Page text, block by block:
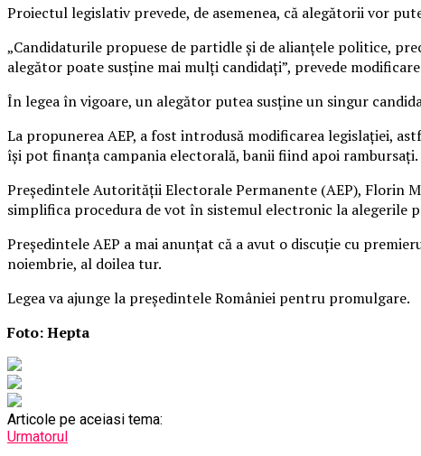
Proiectul legislativ prevede, de asemenea, că alegătorii vor
„Candidaturile propuese de partidle şi de alianţele politice,
alegător poate susţine mai mulţi candidaţi”, prevede
În legea în vigoare, un alegător putea susţine un singur
La propunerea AEP, a fost introdusă modificarea legislaţiei,
îşi pot finanţa campania electorală, banii fiind apoi rambursaţi.
Preşedintele Autorităţii Electorale Permanente (AEP), Florin
simplifica procedura de vot în sistemul electronic la alegerile
Preşedintele AEP a mai anunţat că a avut o discuţie cu
noiembrie, al doilea tur.
Legea va ajunge la preşedintele României pentru promulgare.
Foto: Hepta
Articole pe aceiasi tema:
Urmatorul